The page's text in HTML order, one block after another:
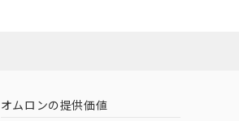
オムロンの提供価値